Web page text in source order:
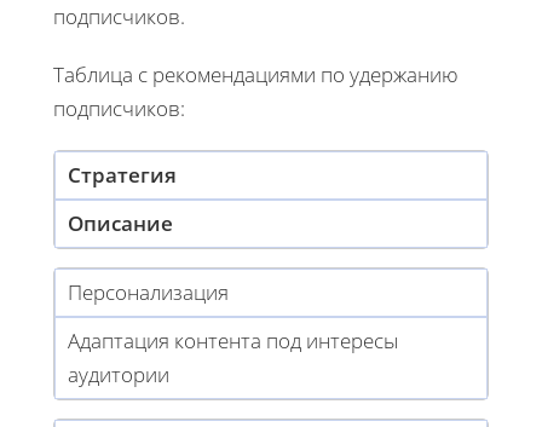
подписчиков.
Таблица с рекомендациями по удержанию
подписчиков:
Стратегия
Описание
Персонализация
Адаптация контента под интересы
аудитории